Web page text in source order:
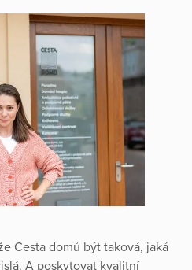
Cesta domů být taková, jaká
A poskytovat kvalitní